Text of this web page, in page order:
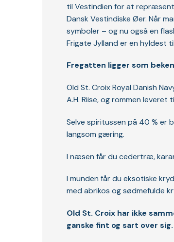
til Vestindien for at
Dansk Vestindiske Øer. Når
symboler – og nu også en
Frigate Jylland er en hyldest
Fregatten ligger som
Old St. Croix Royal Danish
A.H. Riise, og rommen
Selve spiritussen på 40 % er
langsom gæring.
I næsen får du cedertræ,
I munden får du eksotiske
med abrikos og sødmefulde
Old St. Croix har ikke
ganske fint og sart over